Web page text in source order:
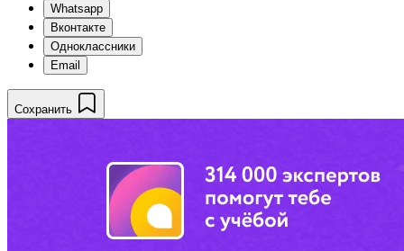
Whatsapp
Вконтакте
Одноклассники
Email
Сохранить